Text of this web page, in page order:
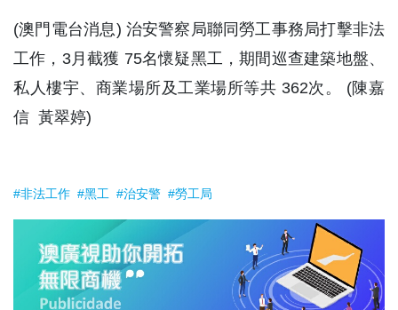
(澳門電台消息) 治安警察局聯同勞工事務局打擊非法
工作，3月截獲 75名懷疑黑工，期間巡查建築地盤、
私人樓宇、商業場所及工業場所等共 362次。 (陳嘉
信 黃翠婷)
#非法工作 #黑工 #治安警 #勞工局